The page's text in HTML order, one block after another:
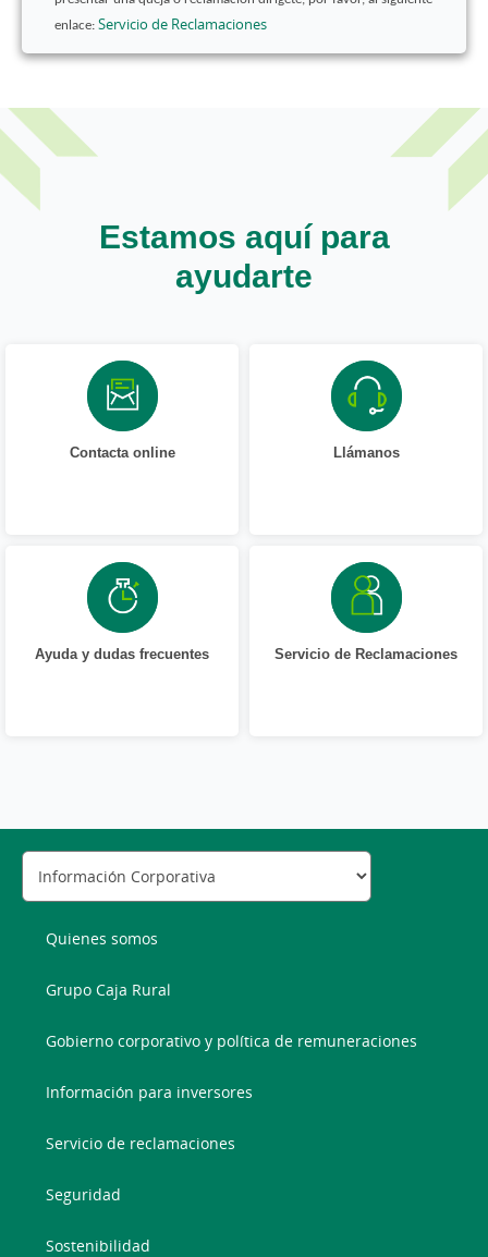
enlace: Servicio de Reclamaciones
Estamos aquí para
ayudarte
Contacta online Llámanos
Ayuda y dudas frecuentes Servicio de Reclamaciones
Quienes somos
Grupo Caja Rural
Gobierno corporativo y política de remuneraciones
Información para inversores
Servicio de reclamaciones
Seguridad
Sostenibilidad